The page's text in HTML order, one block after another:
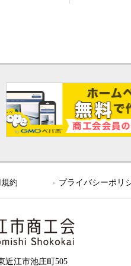
約 プライバシーポリ
近江市池庄町505